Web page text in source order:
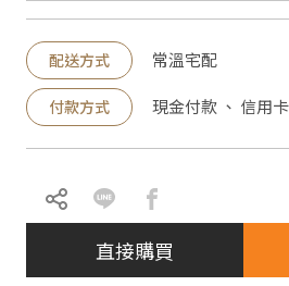
配送方式 常溫宅配
付款方式 現金付款 、 信用
直接購買